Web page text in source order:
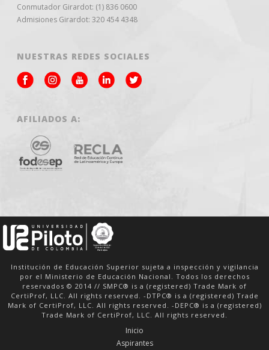
Conmutador Girardot: (1) 836 0600
Admisiones Girardot: 320 454 4348
NUESTRAS REDES SOCIALES
AFILIADOS A:
Institución de Educación Superior sujeta a inspección y vigilancia
por el Ministerio de Educación Nacional. Todos los derechos
reservados © 2014 // SMPC® is a (registered) Trade Mark of
CertiProf, LLC. All rights reserved. -DTPC® is a (registered) Trade
Mark of CertiProf, LLC. All rights reserved. -DEPC® is a (registered)
Trade Mark of CertiProf, LLC. All rights reserved.
Inicio
Aspirantes